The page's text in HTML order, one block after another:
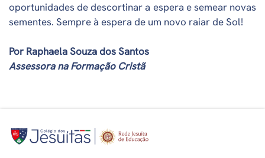
oportunidades de descortinar a espera e semear novas
sementes. Sempre à espera de um novo raiar de Sol!
Por Raphaela Souza dos Santos
Assessora na Formação Cristã